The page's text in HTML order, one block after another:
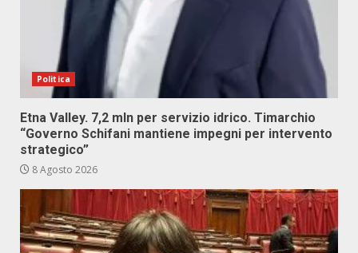
Politica
Etna Valley. 7,2 mln per servizio idrico. Timarchio
“Governo Schifani mantiene impegni per intervento
strategico”
8 Agosto 2026